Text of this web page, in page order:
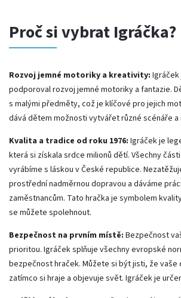
Proč si vybrat Igráčka?
Rozvoj jemné motoriky a kreativity:
podporoval rozvoj jemné motoriky a fantazie.
s malými předměty, což je klíčové pro jejich
dává dětem možnosti vytvářet různé scénáře
Kvalita a tradice od roku 1976: Igráček je
která si získala srdce milionů dětí. Všechny
vyrábíme s láskou v České republice.
prostřední nadměrnou dopravou a dáváme
zaměstnancům. Tato hračka je symbolem
se můžete spolehnout.
Bezpečnost na prvním místě: Bezpečnost
prioritou. Igráček splňuje všechny evropské
bezpečnost hraček. Můžete si být jisti, že vaše
zatímco si hraje a objevuje svět. Igráček je